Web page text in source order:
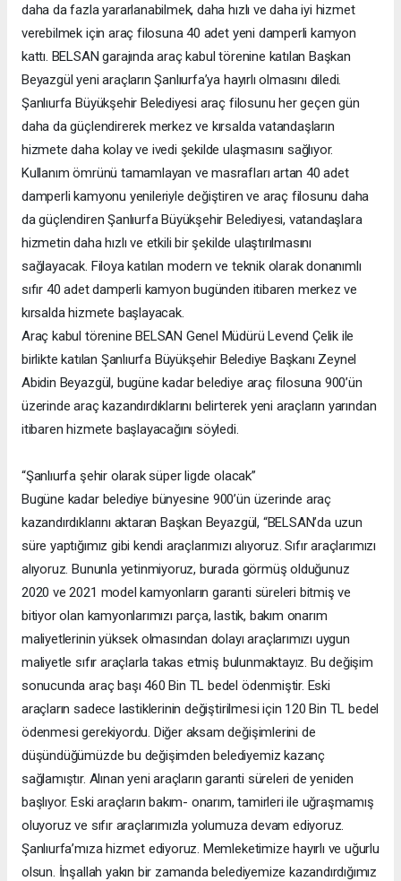
daha da fazla yararlanabilmek, daha hızlı ve daha iyi hizmet
verebilmek için araç filosuna 40 adet yeni damperli kamyon
kattı. BELSAN garajında araç kabul törenine katılan Başkan
Beyazgül yeni araçların Şanlıurfa’ya hayırlı olmasını diledi.
Şanlıurfa Büyükşehir Belediyesi araç filosunu her geçen gün
daha da güçlendirerek merkez ve kırsalda vatandaşların
hizmete daha kolay ve ivedi şekilde ulaşmasını sağlıyor.
Kullanım ömrünü tamamlayan ve masrafları artan 40 adet
damperli kamyonu yenileriyle değiştiren ve araç filosunu daha
da güçlendiren Şanlıurfa Büyükşehir Belediyesi, vatandaşlara
hizmetin daha hızlı ve etkili bir şekilde ulaştırılmasını
sağlayacak. Filoya katılan modern ve teknik olarak donanımlı
sıfır 40 adet damperli kamyon bugünden itibaren merkez ve
kırsalda hizmete başlayacak.
Araç kabul törenine BELSAN Genel Müdürü Levend Çelik ile
birlikte katılan Şanlıurfa Büyükşehir Belediye Başkanı Zeynel
Abidin Beyazgül, bugüne kadar belediye araç filosuna 900’ün
üzerinde araç kazandırdıklarını belirterek yeni araçların yarından
itibaren hizmete başlayacağını söyledi.
“Şanlıurfa şehir olarak süper ligde olacak”
Bugüne kadar belediye bünyesine 900’ün üzerinde araç
kazandırdıklarını aktaran Başkan Beyazgül, “BELSAN’da uzun
süre yaptığımız gibi kendi araçlarımızı alıyoruz. Sıfır araçlarımızı
alıyoruz. Bununla yetinmiyoruz, burada görmüş olduğunuz
2020 ve 2021 model kamyonların garanti süreleri bitmiş ve
bitiyor olan kamyonlarımızı parça, lastik, bakım onarım
maliyetlerinin yüksek olmasından dolayı araçlarımızı uygun
maliyetle sıfır araçlarla takas etmiş bulunmaktayız. Bu değişim
sonucunda araç başı 460 Bin TL bedel ödenmiştir. Eski
araçların sadece lastiklerinin değiştirilmesi için 120 Bin TL bedel
ödenmesi gerekiyordu. Diğer aksam değişimlerini de
düşündüğümüzde bu değişimden belediyemiz kazanç
sağlamıştır. Alınan yeni araçların garanti süreleri de yeniden
başlıyor. Eski araçların bakım- onarım, tamirleri ile uğraşmamış
oluyoruz ve sıfır araçlarımızla yolumuza devam ediyoruz.
Şanlıurfa’mıza hizmet ediyoruz. Memleketimize hayırlı ve uğurlu
olsun. İnşallah yakın bir zamanda belediyemize kazandırdığımız